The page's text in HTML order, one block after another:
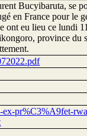
Bucyibaruta, se
en France pour le
ont eu lieu ce lundi
province du
pr%C3%A9fet-